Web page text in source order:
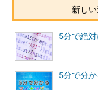
新し
5分で絶
5分で分